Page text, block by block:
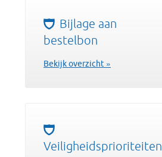
Bijlage aan
bestelbon
Bekijk overzicht »
Veiligheidsprioriteiten